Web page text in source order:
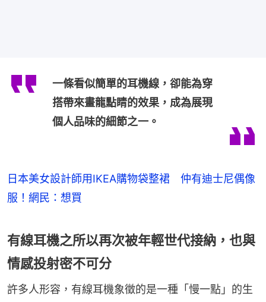
一條看似簡單的耳機線，卻能為穿
搭帶來畫龍點睛的效果，成為展現
個人品味的細節之一。
日本美女設計師用IKEA購物袋整裙 仲有迪士尼偶像
服！網民：想買
有線耳機之所以再次被年輕世代接納，也與
情感投射密不可分
許多人形容，有線耳機象徵的是一種「慢一點」的生